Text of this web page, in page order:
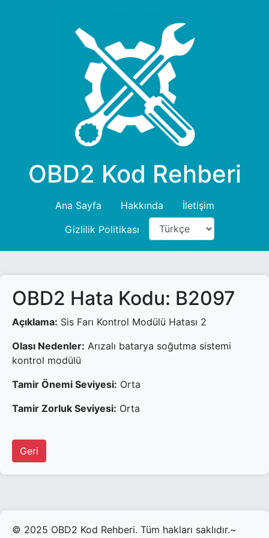
OBD2 Kod Rehberi
Ana Sayfa Hakkında
İletişim
Gizlilik Politikası
OBD2 Hata Kodu: B2097
Açıklama: Sis Farı Kontrol Modülü Hatası 2
Olası Nedenler: Arızalı batarya soğutma sistemi
kontrol modülü
Tamir Önemi Seviyesi: Orta
Tamir Zorluk Seviyesi: Orta
Geri
© 2025 OBD2 Kod Rehberi. Tüm hakları saklıdır.~